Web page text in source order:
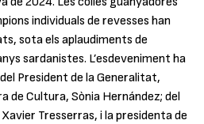
individuals de revesses han
sota els aplaudiments de
sardanistes. L’esdeveniment ha
President de la Generalitat,
de Cultura, Sònia Hernández; del
Tresserras, i la presidenta de